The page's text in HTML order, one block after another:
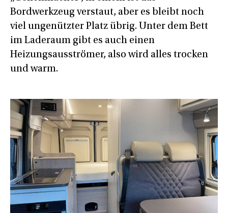
Bordwerkzeug verstaut, aber es bleibt noch
viel ungenützter Platz übrig. Unter dem Bett
im Laderaum gibt es auch einen
Heizungsausströmer, also wird alles trocken
und warm.